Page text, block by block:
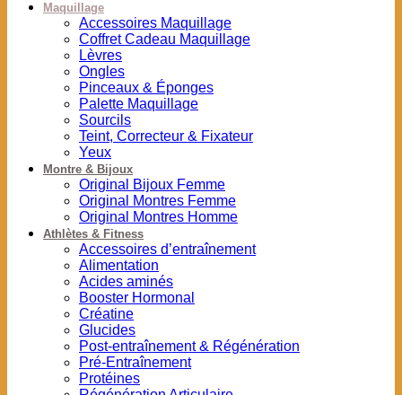
Maquillage
Accessoires Maquillage
Coffret Cadeau Maquillage
Lèvres
Ongles
Pinceaux & Éponges
Palette Maquillage
Sourcils
Teint, Correcteur & Fixateur
Yeux
Montre & Bijoux
Original Bijoux Femme
Original Montres Femme
Original Montres Homme
Athlètes & Fitness
Accessoires d’entraînement
Alimentation
Acides aminés
Booster Hormonal
Créatine
Glucides
Post-entraînement & Régénération
Pré-Entraînement
Protéines